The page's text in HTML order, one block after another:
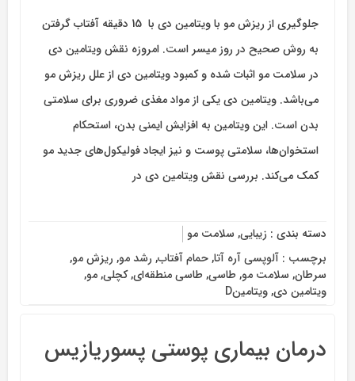
جلوگیری از ریزش مو با ویتامین دی با 15 دقیقه آفتاب گرفتن
به روش صحیح در روز میسر است. امروزه نقش ویتامین دی
در سلامت مو اثبات شده و کمبود ویتامین دی از علل ریزش مو
می‌باشد. ویتامین دی یکی از مواد مغذی‌‌ ضروری برای سلامتی
بدن است. این ویتامین به افزایش ایمنی بدن، استحکام
استخوان‌ها، سلامتی پوست و نیز ایجاد فولیکول‌های جدید مو
کمک می‌کند. بررسی نقش ویتامین دی در
دسته بندی : زیبایی, سلامت مو
برچسب : آلوپسی آره آتا,حمام آفتاب, رشد مو, ریزش مو,
سرطان, سلامت مو, طاسی, طاسی منطقه‌ای,کچلی,مو,
ویتامین دی,ویتامینD
درمان بیماری پوستی پسوریازیس